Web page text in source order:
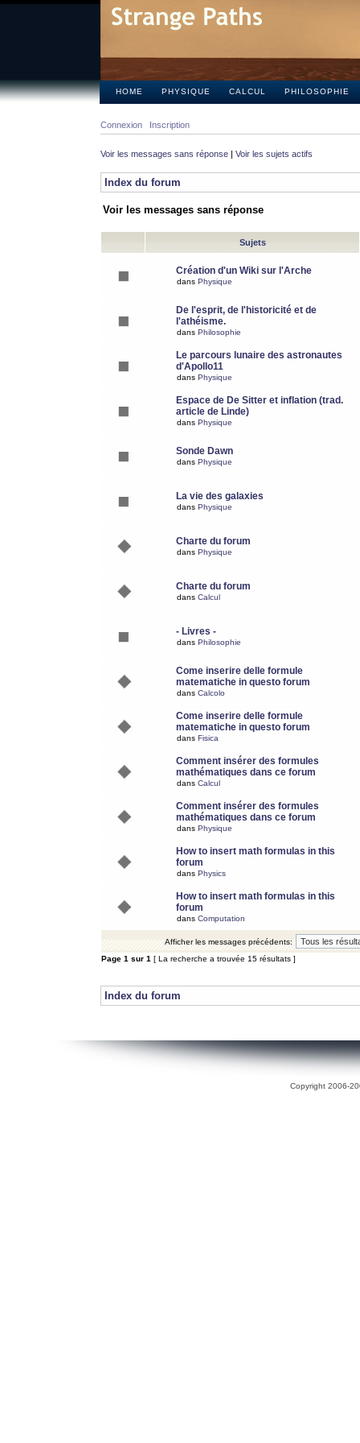
HOME PHYSIQUE CALCUL PHILOSOPHIE
Connexion Inscription
Voir les messages sans réponse | Voir les sujets actifs
Index du forum
Voir les messages sans réponse
Sujets
Création d'un Wiki sur l'Arche
dans Physique
De l'esprit, de l'historicité et de
l'athéisme.
dans Philosophie
Le parcours lunaire des astronautes
d'Apollo11
dans Physique
Espace de De Sitter et inflation (trad.
article de Linde)
dans Physique
Sonde Dawn
dans Physique
La vie des galaxies
dans Physique
Charte du forum
dans Physique
Charte du forum
dans Calcul
- Livres -
dans Philosophie
Come inserire delle formule
matematiche in questo forum
dans Calcolo
Come inserire delle formule
matematiche in questo forum
dans Fisica
Comment insérer des formules
mathématiques dans ce forum
dans Calcul
Comment insérer des formules
mathématiques dans ce forum
dans Physique
How to insert math formulas in this
forum
dans Physics
How to insert math formulas in this
forum
dans Computation
Afficher les messages précédents:
Page 1 sur 1 [ La recherche a trouvée 15 résultats ]
Index du forum
Copyright 2006-